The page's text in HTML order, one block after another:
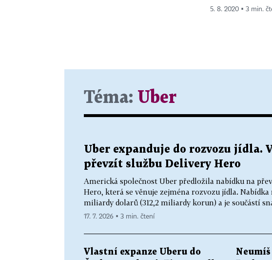
5. 8. 2020 ▪ 3 min.
Téma: Uber
Uber expanduje do rozvozu jídla.
převzít službu Delivery Hero
Americká společnost Uber předložila nabídku na
Hero, která se věnuje zejména rozvozu jídla. Nabídka
miliardy dolarů (312,2 miliardy korun) a je součástí
17. 7. 2026 ▪ 3 min. čtení
Vlastní expanze Uberu do